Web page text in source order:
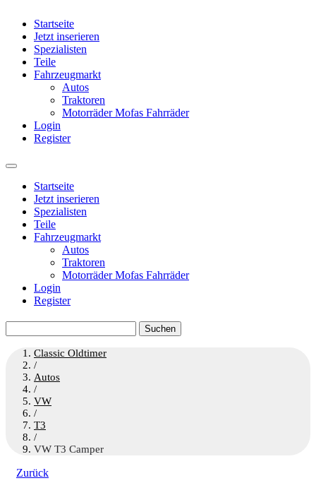
Startseite
Jetzt inserieren
Spezialisten
Teile
Fahrzeugmarkt
Autos
Traktoren
Motorräder Mofas Fahrräder
Login
Register
Startseite
Jetzt inserieren
Spezialisten
Teile
Fahrzeugmarkt
Autos
Traktoren
Motorräder Mofas Fahrräder
Login
Register
nach:
Classic Oldtimer
/
Autos
/
VW
/
T3
/
VW T3 Camper
Zurück